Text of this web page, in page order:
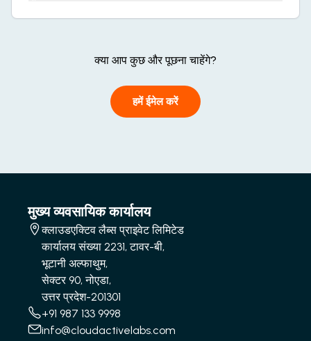
क्या आप कुछ और पूछना चाहेंगे?
हमें ईमेल करें
मुख्य व्यवसायिक कार्यालय
क्लाउडएक्टिव लैब्स प्राइवेट लिमिटेड
कार्यालय संख्या 2231, टावर-बी,
भूटानी अल्फाथुम,
सेक्टर 90, नोएडा,
उत्तर प्रदेश-201301
+91 987 133 9998
info@cloudactivelabs.com